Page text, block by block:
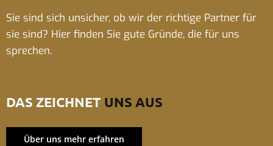
Sie sind sich unsicher, ob wir der richtige Partner für
sie sind? Hier finden Sie gute Gründe, die für uns
sprechen.
DAS ZEICHNET UNS AUS
Über uns mehr erfahren